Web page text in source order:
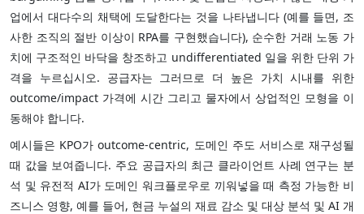
업에서 대다수의 채택에 도달한다는 것을 나타냅니다 (예를 들면, 조
사한 조직의 절반 이상이 RPA를 구현했습니다), 순수한 거래 노동 가
치에 구조적인 바닥을 창조하고 undifferentiated 일을 위한 단위 가
격을 누르십시오. 공급자는 그러므로 더 높은 가치 시내를 위한
outcome/impact 가격에 시간 그리고 물자에서 상업적인 모형을 이
동해야 합니다.
예시들은 KPO가 outcome-centric, 도메인 주도 서비스로 재구성될
때 값을 보여줍니다. 주요 공급자의 최근 클라이언트 사례 연구는 분
석 및 유전적 AI가 도메인 워크플로우로 끼워넣을 때 측정 가능한 비
즈니스 영향, 예를 들어, 현금 누설의 재료 감소 및 대상 분석 및 AI 개